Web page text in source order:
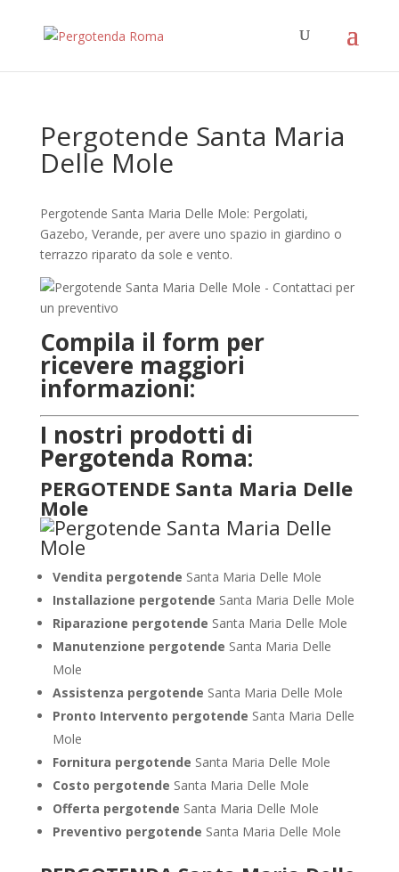
Pergotende Santa Maria
Delle Mole
Pergotende Santa Maria Delle Mole: Pergolati,
Gazebo, Verande, per avere uno spazio in giardino o
terrazzo riparato da sole e vento.
Compila il form per
ricevere maggiori
informazioni:
I nostri prodotti di
Pergotenda Roma:
PERGOTENDE Santa Maria Delle
Mole
Vendita pergotende Santa Maria Delle Mole
Installazione pergotende Santa Maria Delle Mole
Riparazione pergotende Santa Maria Delle Mole
Manutenzione pergotende Santa Maria Delle
Mole
Assistenza pergotende Santa Maria Delle Mole
Pronto Intervento pergotende Santa Maria Delle
Mole
Fornitura pergotende Santa Maria Delle Mole
Costo pergotende Santa Maria Delle Mole
Offerta pergotende Santa Maria Delle Mole
Preventivo pergotende Santa Maria Delle Mole